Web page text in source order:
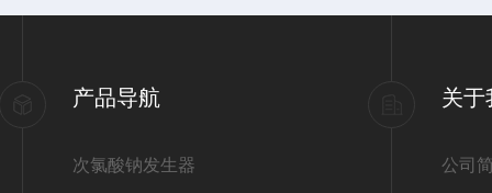
产品导航
次氯酸钠发生器
关于
公司